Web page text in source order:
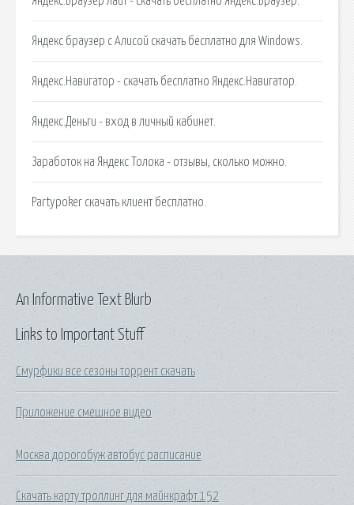
Яндекс браузер с Алисой скачать бесплатно для Windows.
Яндекс.Навигатор - скачать бесплатно Яндекс.Навигатор.
Яндекс.Деньги - вход в личный кабинет.
Заработок на Яндекс Толока - отзывы, сколько можно.
Partypoker скачать клиент бесплатно.
Links to Important Stuff
Смурфики все сезоны торрент скачать
Приложение смешное видео
Москва дорогобуж автобус расписание
Скачать карту троллинг для майнкрафт 152
An Informative Text Blurb